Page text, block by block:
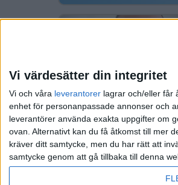
Vi värdesätter din integritet
Vi och våra leverantorer lagrar och/eller får
enhet för personanpassade annonser och
leverantörer använda exakta uppgifter om
ovan. Alternativt kan du få åtkomst till mer
kräver ditt samtycke, men du har rätt att
samtycke genom att gå tillbaka till denna